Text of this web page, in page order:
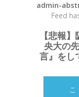
admin-
Feed
【悲報
央大の
言』をし